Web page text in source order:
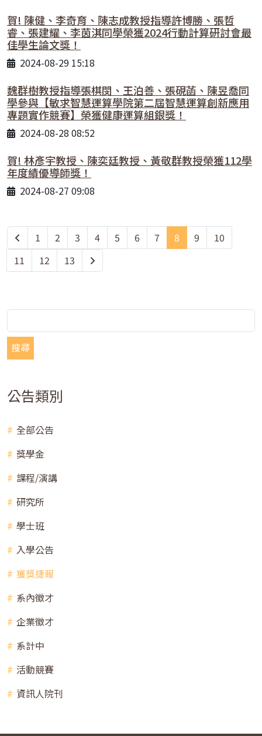
賀! 陳健、李奇育、陳志成教授指導許博勝、張哲
睿、張建耀、李茵淇同學榮獲2024行動計算研討會最
佳學生論文獎！
2024-08-29 15:18
魏群樹教授指導張棋閔、王泊善、張硯菡、陳昱喬同
學參與【敏求智慧運算學院第二屆智慧運算創新應用
專題實作競賽】榮獲健康運算組銀獎！
2024-08-28 08:52
賀! 林彥宇教授、陳奕廷教授、黃敬群教授榮獲112學
年度績優導師獎！
2024-08-27 09:08
1 2 3 4 5 6 7 8 9
10
11
12 13
搜尋
公告類別
全部公告
獎學金
課程/演講
研究所
學士班
入學公告
獲獎捷報
系內徵才
企業徵才
系計中
活動競賽
資訊人院刊